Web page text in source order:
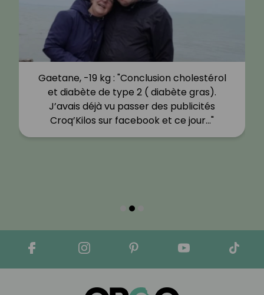
Gaetane, -19 kg : "Conclusion cholestérol
et diabète de type 2 ( diabète gras).
J’avais déjà vu passer des publicités
Croq’Kilos sur facebook et ce jour…"